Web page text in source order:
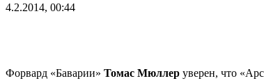
4.2.2014, 00:44
Форвард «Баварии» Томас Мюллер уверен, что